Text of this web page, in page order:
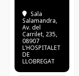
Sala
Salamandra,
Av. del
Carrilet, 235,
08907
L'HOSPITALET
DE
LLOBREGAT